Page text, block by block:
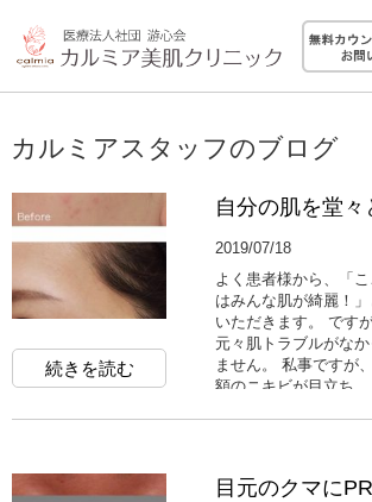
カルミアスタッフのブログ
続きを読む
自分の肌を堂々
2019/07/18
よく患者様から、「
はみんな肌が綺麗！
いただきます。 です
元々肌トラブルがな
ません。 私事ですが
額のニキビが目立ち...
目元のクマに